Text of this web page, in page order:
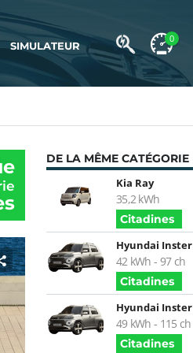
0
SIMULATEUR
DE LA MÊME CATÉGORIE
Kia Ray
35,2 kWh
Citadines
Hyundai Inster
42 kWh - 97 ch
Citadines
Hyundai Inster
49 kWh - 115 ch
Citadines